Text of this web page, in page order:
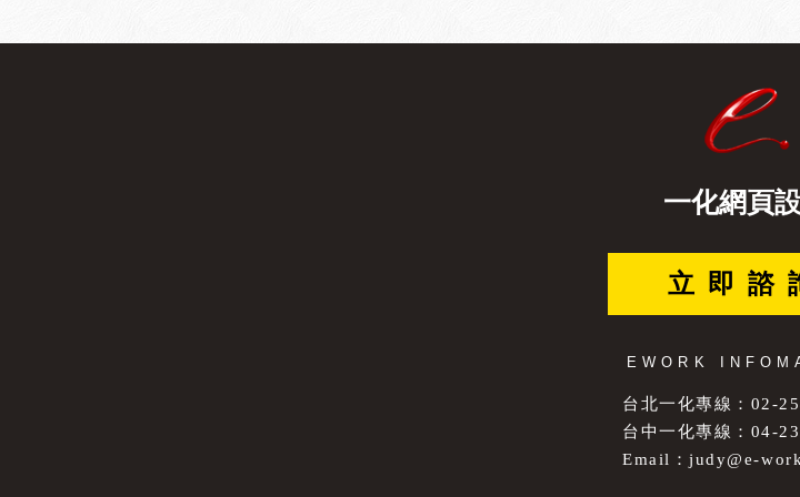
一化網頁
立即諮
EWORK
台北一化專線：02-
台中一化專線：04-
Email：judy@e-